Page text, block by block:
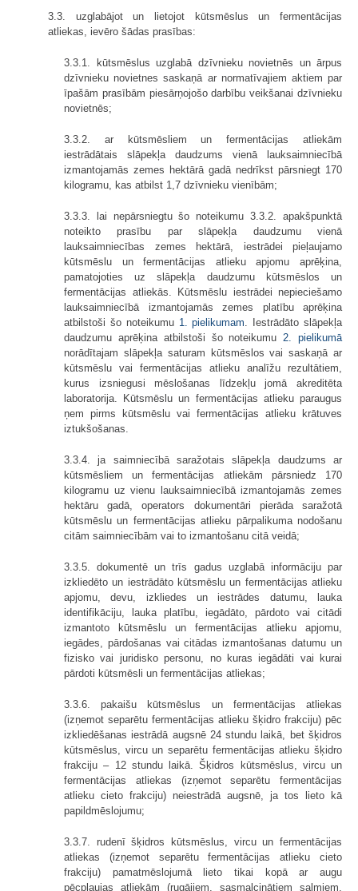
3.3. uzglabājot un lietojot kūtsmēslus un fermentācijas
atliekas, ievēro šādas prasības:
3.3.1. kūtsmēslus uzglabā dzīvnieku novietnēs un ārpus
dzīvnieku novietnes saskaņā ar normatīvajiem aktiem par
īpašām prasībām piesārņojošo darbību veikšanai dzīvnieku
novietnēs;
3.3.2. ar kūtsmēsliem un fermentācijas atliekām
iestrādātais slāpekļa daudzums vienā lauksaimniecībā
izmantojamās zemes hektārā gadā nedrīkst pārsniegt 170
kilogramu, kas atbilst 1,7 dzīvnieku vienībām;
3.3.3. lai nepārsniegtu šo noteikumu 3.3.2. apakšpunktā
noteikto prasību par slāpekļa daudzumu vienā
lauksaimniecības zemes hektārā, iestrādei pieļaujamo
kūtsmēslu un fermentācijas atlieku apjomu aprēķina,
pamatojoties uz slāpekļa daudzumu kūtsmēslos un
fermentācijas atliekās. Kūtsmēslu iestrādei nepieciešamo
lauksaimniecībā izmantojamās zemes platību aprēķina
atbilstoši šo noteikumu 1. pielikumam. Iestrādāto slāpekļa
daudzumu aprēķina atbilstoši šo noteikumu2. pielikumā
norādītajam slāpekļa saturam kūtsmēslos vai saskaņā ar
kūtsmēslu vai fermentācijas atlieku analīžu rezultātiem,
kurus izsniegusi mēslošanas līdzekļu jomā akreditēta
laboratorija. Kūtsmēslu un fermentācijas atlieku paraugus
ņem pirms kūtsmēslu vai fermentācijas atlieku krātuves
iztukšošanas.
3.3.4. ja saimniecībā saražotais slāpekļa daudzums ar
kūtsmēsliem un fermentācijas atliekām pārsniedz 170
kilogramu uz vienu lauksaimniecībā izmantojamās zemes
hektāru gadā, operators dokumentāri pierāda saražotā
kūtsmēslu un fermentācijas atlieku pārpalikuma nodošanu
citām saimniecībām vai to izmantošanu citā veidā;
3.3.5. dokumentē un trīs gadus uzglabā informāciju par
izkliedēto un iestrādāto kūtsmēslu un fermentācijas atlieku
apjomu, devu, izkliedes un iestrādes datumu, lauka
identifikāciju, lauka platību, iegādāto, pārdoto vai citādi
izmantoto kūtsmēslu un fermentācijas atlieku apjomu,
iegādes, pārdošanas vai citādas izmantošanas datumu un
fizisko vai juridisko personu, no kuras iegādāti vai kurai
pārdoti kūtsmēsli un fermentācijas atliekas;
3.3.6. pakaišu kūtsmēslus un fermentācijas atliekas
(izņemot separētu fermentācijas atlieku šķidro frakciju) pēc
izkliedēšanas iestrādā augsnē 24 stundu laikā, bet šķidros
kūtsmēslus, vircu un separētu fermentācijas atlieku šķidro
frakciju – 12 stundu laikā. Šķidros kūtsmēslus, vircu un
fermentācijas atliekas (izņemot separētu fermentācijas
atlieku cieto frakciju) neiestrādā augsnē, ja tos lieto kā
papildmēslojumu;
3.3.7. rudenī šķidros kūtsmēslus, vircu un fermentācijas
atliekas (izņemot separētu fermentācijas atlieku cieto
frakciju) pamatmēslojumā lieto tikai kopā ar augu
pēcpļaujas atliekām (rugājiem, sasmalcinātiem salmiem,